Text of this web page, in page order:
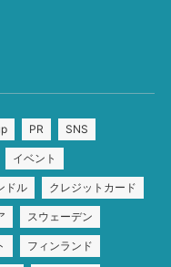
PR SNS
イベント
ドル クレジットカード
スウェーデン
フィンランド